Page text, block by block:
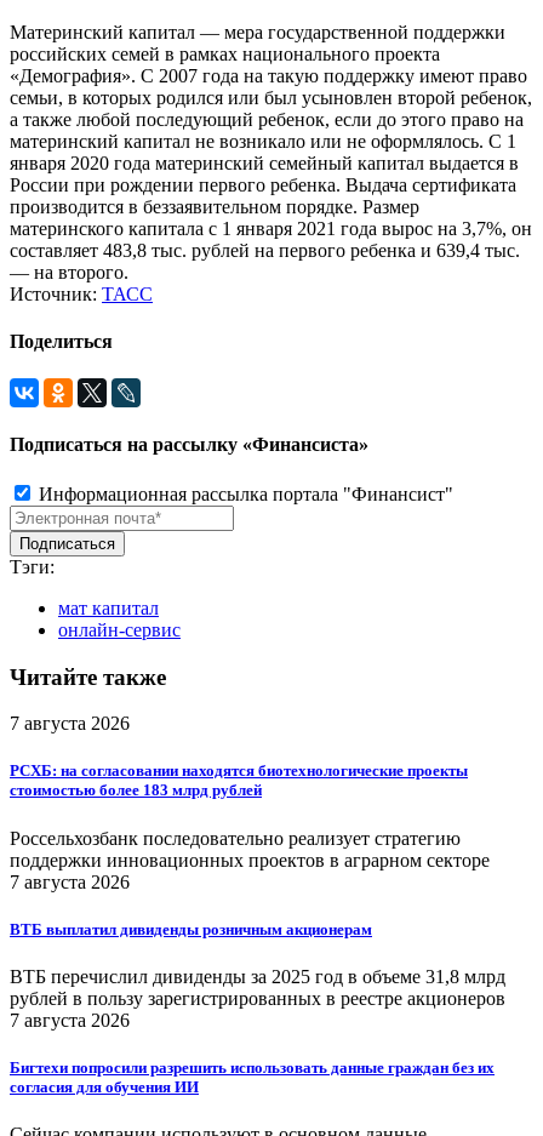
Материнский капитал — мера государственной поддержки
российских семей в рамках национального проекта
«Демография». С 2007 года на такую поддержку имеют право
семьи, в которых родился или был усыновлен второй ребенок,
а также любой последующий ребенок, если до этого право на
материнский капитал не возникало или не оформлялось. С 1
января 2020 года материнский семейный капитал выдается в
России при рождении первого ребенка. Выдача сертификата
производится в беззаявительном порядке. Размер
материнского капитала с 1 января 2021 года вырос на 3,7%, он
составляет 483,8 тыс. рублей на первого ребенка и 639,4 тыс.
— на второго.
Источник: ТАСС
Поделиться
Подписаться на рассылку «Финансиста»
Информационная рассылка портала "Финансист"
Тэги:
мат капитал
онлайн-сервис
Читайте также
7 августа 2026
РСХБ: на согласовании находятся биотехнологические проекты
стоимостью более 183 млрд рублей
Россельхозбанк последовательно реализует стратегию
поддержки инновационных проектов в аграрном секторе
7 августа 2026
ВТБ выплатил дивиденды розничным акционерам
ВТБ перечислил дивиденды за 2025 год в объеме 31,8 млрд
рублей в пользу зарегистрированных в реестре акционеров
7 августа 2026
Бигтехи попросили разрешить использовать данные граждан без их
согласия для обучения ИИ